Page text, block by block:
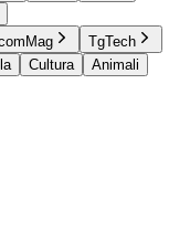
TgTech
Cultura
Animali